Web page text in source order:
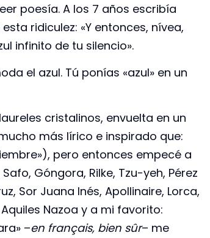
poesía. A los 7 años escribía
ridiculez: «Y entonces, nívea,
infinito de tu silencio».
el azul. Tú ponías «azul» en un
cristalinos, envuelta en un
más lírico e inspirado que:
pero entonces empecé a
Góngora, Rilke, Tzu-yeh, Pérez
Sor Juana Inés, Apollinaire, Lorca,
Nazoa y a mi favorito:
–en français, bien sûr– me